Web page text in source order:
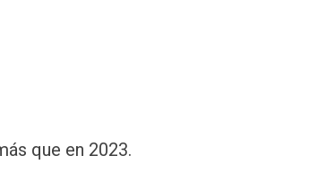
que en 2023.